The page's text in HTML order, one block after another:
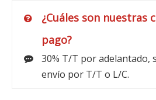
¿Cuáles son nuestras
pago?
30% T/T por adelantado,
envío por T/T o L/C.